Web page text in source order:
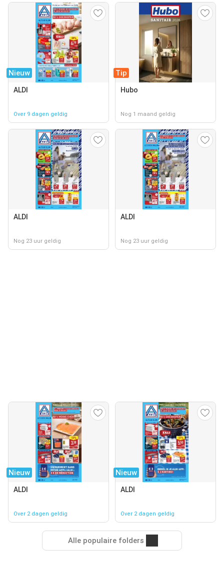
Nieuw
ALDI
Over 9 dagen geldig
Tip
Hubo
Nog 1 maand geldig
ALDI
Nog 23 uur geldig
ALDI
Nog 23 uur geldig
Nieuw
ALDI
Over 2 dagen geldig
Nieuw
ALDI
Over 2 dagen geldig
Alle populaire folders